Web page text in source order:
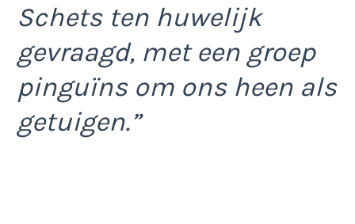
Schets ten huwelijk
gevraagd, met een groep
pinguïns om ons heen als
getuigen.”